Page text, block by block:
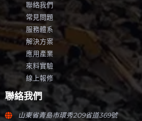
聯絡我們
常見問題
服務體系
解決方案
應用產業
來料實驗
線上報修
聯絡我們
山東省青島市環秀209省道369號